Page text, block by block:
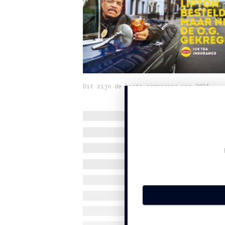
Dit zijn de beste campagnes van 2025.